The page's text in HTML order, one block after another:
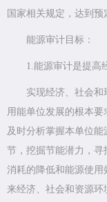
国家相关规定，达到预
能源审计目标：
1.能源审计是提高
实现经济、社会
用能单位发展的根本
及时分析掌握本单位
节，挖掘节能潜力，
消耗的降低和能源使
来经济、社会和资源